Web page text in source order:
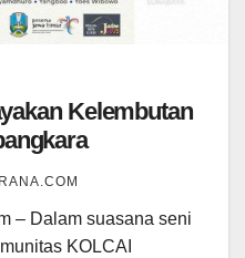
Kelembutan
– Dalam suasana seni
KOLCAI